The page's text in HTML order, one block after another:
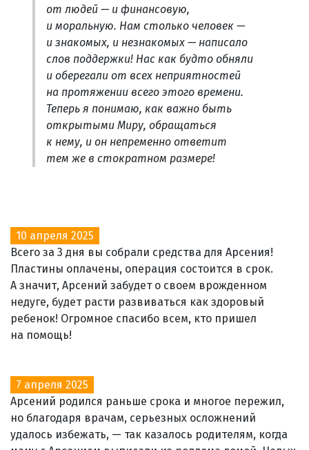
от людей — и финансовую,
и моральную. Нам столько человек —
и знакомых, и незнакомых — написало
слов поддержки! Нас как будто обняли
и оберегали от всех неприятностей
на протяжении всего этого времени.
Теперь я понимаю, как важно быть
открытыми Миру, обращаться
к нему, и он непременно ответит
тем же в стократном размере!
10 апреля 2025
Всего за 3 дня вы собрали средства для Арсения!
Пластины оплачены, операция состоится в срок.
А значит, Арсений забудет о своем врожденном
недуге, будет расти развиваться как здоровый
ребенок! Огромное спасибо всем, кто пришел
на помощь!
7 апреля 2025
Арсений родился раньше срока и многое пережил,
но благодаря врачам, серьезных осложнений
удалось избежать, — так казалось родителям, когда